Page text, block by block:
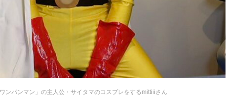
ンパンマン」の主人公・サイタマのコスプレをするmittiiiさん